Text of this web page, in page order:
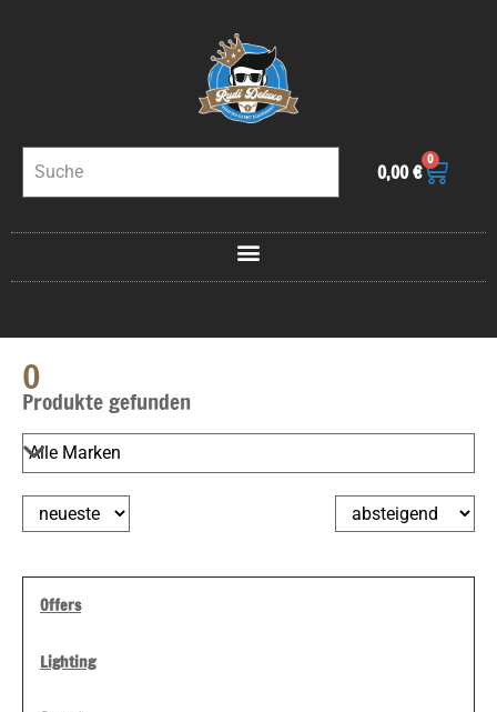
0,00€
0
Produkte gefunden
0
Offers
Lighting